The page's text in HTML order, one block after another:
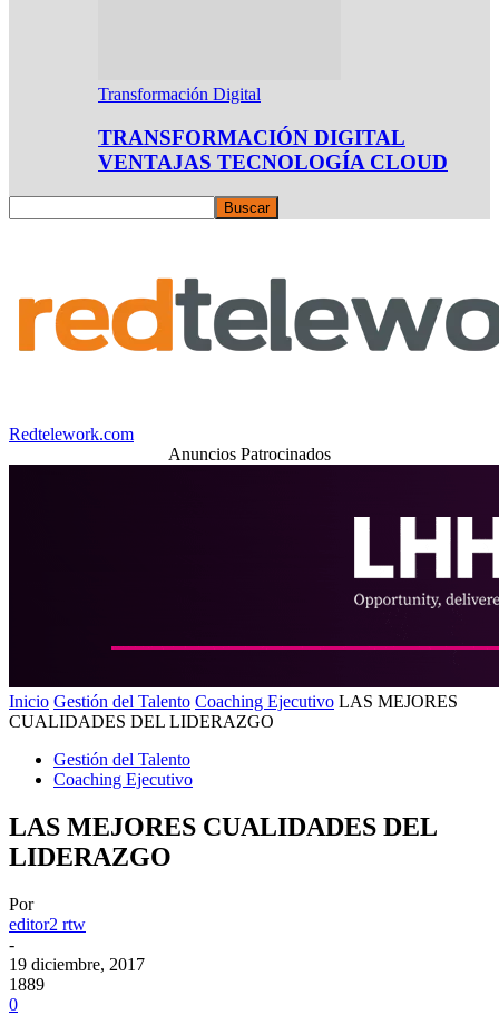
Transformación Digital
TRANSFORMACIÓN DIGITAL
VENTAJAS TECNOLOGÍA CLOUD
Redtelework.com
Anuncios Patrocinados
Inicio Gestión del Talento Coaching Ejecutivo LAS MEJORES
CUALIDADES DEL LIDERAZGO
Gestión del Talento
Coaching Ejecutivo
LAS MEJORES CUALIDADES DEL
LIDERAZGO
Por
editor2 rtw
-
19 diciembre, 2017
1889
0